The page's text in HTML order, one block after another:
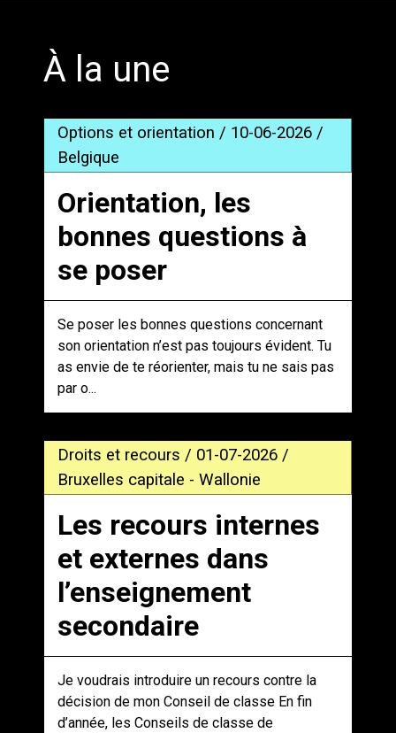
À la une
Options et orientation / 10-06-2026 /
Belgique
Orientation, les
bonnes questions à
se poser
Se poser les bonnes questions concernant
son orientation n’est pas toujours évident. Tu
as envie de te réorienter, mais tu ne sais pas
par o...
Droits et recours / 01-07-2026 /
Bruxelles capitale - Wallonie
Les recours internes
et externes dans
l’enseignement
secondaire
Je voudrais introduire un recours contre la
décision de mon Conseil de classe En fin
d’année, les Conseils de classe de